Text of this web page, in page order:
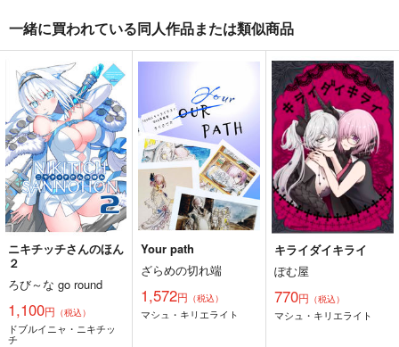
悪縁
ぽむ屋
770円（税込）
Fate/Grand Order
マシュ・キリエライト
リリス
サンプル
カート
Fate Log Grand UNO
act on
（税込）
Fate/Grand Order
岸波白野
ギルガメッシュ
サンプル
カート
Fate/GOMEMO10
ワダメモ
785円（税込）
Fate/Grand Order
サンプル
カート
一緒に買われている同人作品または類似商品
ニキチッチさんのほん
２
ろび～な go round
1,100円 （税込）
ドブルイニャ・ニキチッ
チ
Your path
ざらめの切れ端
1,572円 （税込）
マシュ・キリエライト
キライダイキライ
ぽむ屋
770円 （税込）
マシュ・キリエライト